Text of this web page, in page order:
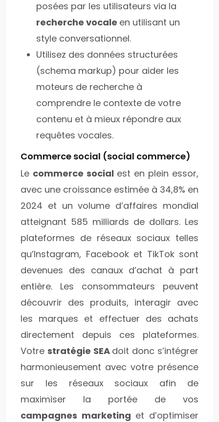
posées par les utilisateurs via la
recherche vocale en utilisant un
style conversationnel.
Utilisez des données structurées
(schema markup) pour aider les
moteurs de recherche à
comprendre le contexte de votre
contenu et à mieux répondre aux
requêtes vocales.
Commerce social (social commerce)
Le commerce social est en plein essor,
avec une croissance estimée à 34,8% en
2024 et un volume d’affaires mondial
atteignant 585 milliards de dollars. Les
plateformes de réseaux sociaux telles
qu’Instagram, Facebook et TikTok sont
devenues des canaux d’achat à part
entière. Les consommateurs peuvent
découvrir des produits, interagir avec
les marques et effectuer des achats
directement depuis ces plateformes.
Votre stratégie SEA doit donc s’intégrer
harmonieusement avec votre présence
sur les réseaux sociaux afin de
maximiser la portée de vos
campagnes marketing et d’optimiser